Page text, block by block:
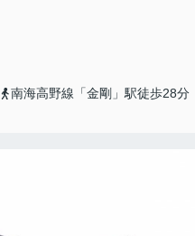
南海高野線「金剛」駅徒歩28分